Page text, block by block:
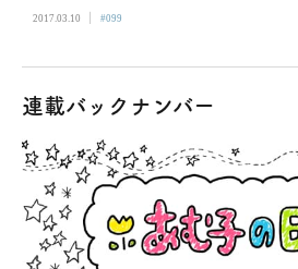
2017.03.10 | #099
連載バックナンバー